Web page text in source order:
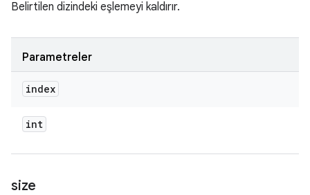
Belirtilen dizindeki eşlemeyi kaldırır.
Parametreler
index
int
size